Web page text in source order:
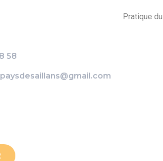
58
Pratique